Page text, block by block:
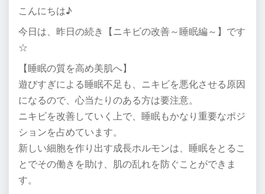
こんにちは♪
今日は、昨日の続き【ニキビの改善～睡眠編～】です
☆
【睡眠の質を高め美肌へ】
遊びすぎによる睡眠不足も、ニキビを悪化させる原因
になるので、心当たりのある方は要注意。
ニキビを改善していく上で、睡眠もかなり重要なポジ
ションを占めています。
新しい細胞を作り出す成長ホルモンは、睡眠をとるこ
とでその働きを助け、肌の乱れを防ぐことができま
す。